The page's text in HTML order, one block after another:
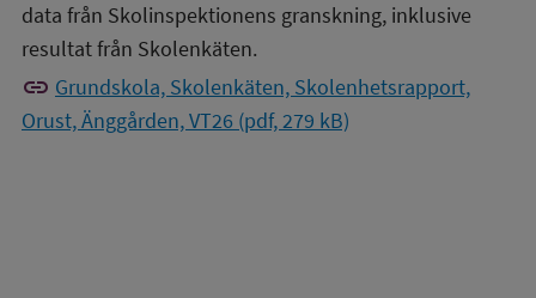
data från Skolinspektionens granskning, inklusive
resultat från Skolenkäten.
link Grundskola, Skolenkäten, Skolenhetsrapport,
Orust, Änggården, VT26 (pdf, 279 kB)